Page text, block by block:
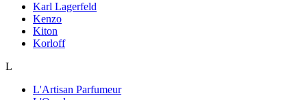
Karl Lagerfeld
Kenzo
Kiton
Korloff
L
L'Artisan Parfumeur